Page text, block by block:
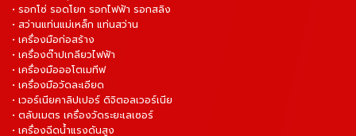
• รอกโซ่ รอดโยก รอกไฟฟ้า รอกสลิง
• สว่านแท่นแม่เหล็ก แท่นสว่าน
• เครื่องมือก่อสร้าง
• เครื่องต๊าปเกลียวไฟฟ้า
• เครื่องมือออโตเมทีฟ
• เครื่องมือวัดละเอียด
• เวอร์เนียคาลิปเปอร์ ดิจิตอลเวอร์เนีย
• ตลับเมตร เครื่องวัดระยะเลเซอร์
• เครื่องฉีดน้ำแรงดันสูง